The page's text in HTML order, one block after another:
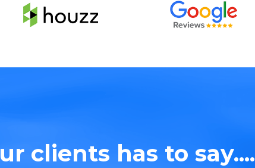
clients has to say....